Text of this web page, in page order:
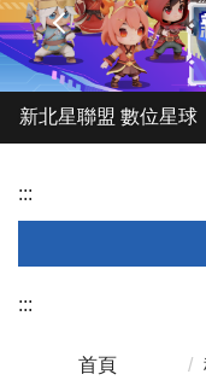
新北星聯盟 數位星球
:::
課
:::
首頁